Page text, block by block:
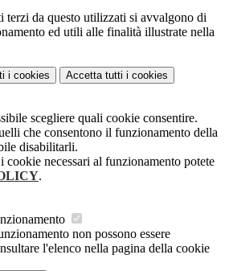
terzi da questo utilizzati si avvalgono di
ed utili alle finalità illustrate nella
i cookies Accetta tutti i cookies
scegliere quali cookie consentire.
che consentono il funzionamento della
disabilitarli.
cookie necessari al funzionamento potete
.
non possono essere
l'elenco nella pagina della cookie